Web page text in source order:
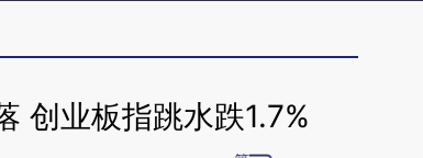
创业板指跳水跌1.7%